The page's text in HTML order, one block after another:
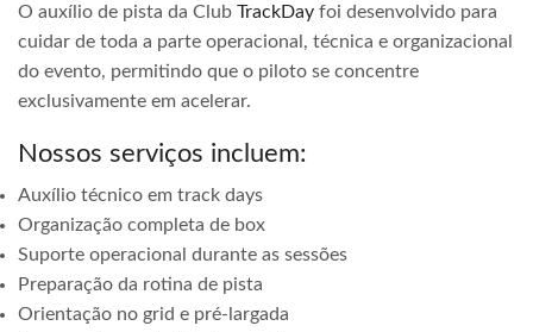
O auxílio de pista da Club TrackDay foi desenvolvido para
cuidar de toda a parte operacional, técnica e organizacional
do evento, permitindo que o piloto se concentre
exclusivamente em acelerar.
Nossos serviços incluem:
Auxílio técnico em track days
Organização completa de box
Suporte operacional durante as sessões
Preparação da rotina de pista
Orientação no grid e pré-largada